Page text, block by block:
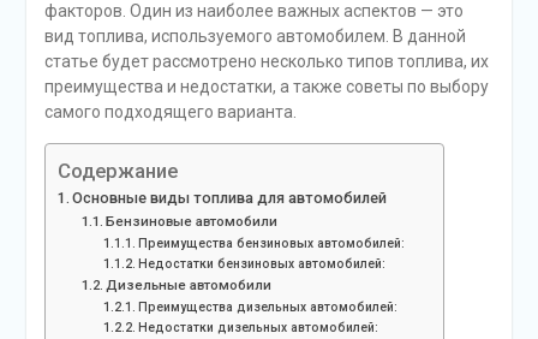
факторов. Один из наиболее важных аспектов — это
вид топлива, используемого автомобилем. В данной
статье будет рассмотрено несколько типов топлива, их
преимущества и недостатки, а также советы по выбору
самого подходящего варианта.
Содержание
Основные виды топлива для автомобилей
Бензиновые автомобили
Преимущества бензиновых автомобилей:
Недостатки бензиновых автомобилей:
Дизельные автомобили
Преимущества дизельных автомобилей:
Недостатки дизельных автомобилей: